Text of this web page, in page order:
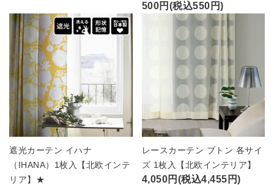
500円(税込550円)
遮光カーテン イハナ
（IHANA）1枚入【北欧インテ
リア】★
レースカーテン ブトン 各サイ
ズ 1枚入【北欧インテリア】
4,050円(税込4,455円)